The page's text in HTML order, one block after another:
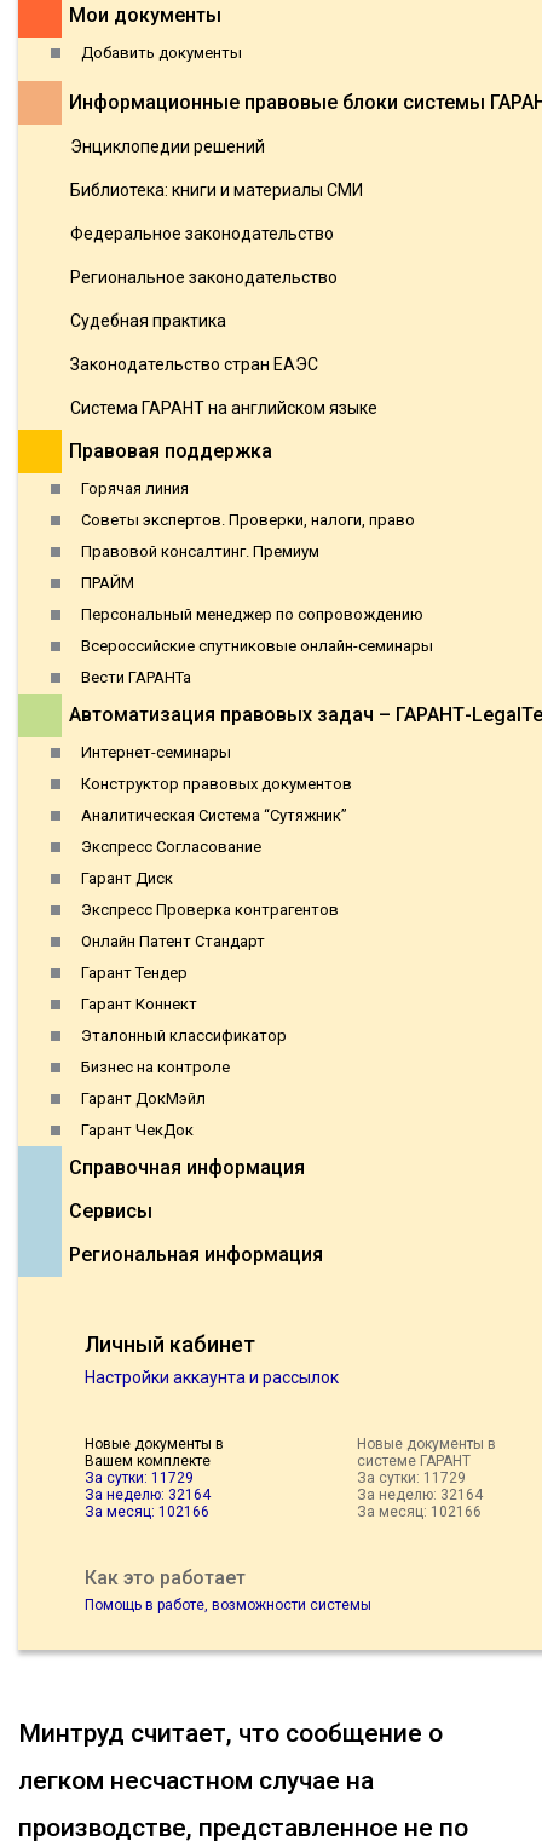
Мои документы
Добавить документы
Информационные правовые блоки системы
Энциклопедии решений
Библиотека: книги и материалы СМИ
Федеральное законодательство
Региональное законодательство
Судебная практика
Законодательство стран ЕАЭС
Система ГАРАНТ на английском языке
Правовая поддержка
Горячая линия
Советы экспертов. Проверки, налоги, право
Правовой консалтинг. Премиум
ПРАЙМ
Персональный менеджер по сопровождению
Всероссийские спутниковые онлайн-семинары
Вести ГАРАНТа
Автоматизация правовых задач – ГАРАНТ-
Интернет-семинары
Конструктор правовых документов
Аналитическая Система “Сутяжник”
Экспресс Согласование
Гарант Диск
Экспресс Проверка контрагентов
Онлайн Патент Стандарт
Гарант Тендер
Гарант Коннект
Эталонный классификатор
Бизнес на контроле
Гарант ДокМэйл
Гарант ЧекДок
Справочная информация
Сервисы
Региональная информация
Личный кабинет
Настройки аккаунта и рассылок
Новые документы в
Вашем комплекте
За сутки: 11729
За неделю: 32164
За месяц: 102166
Новые документы в
системе ГАРАНТ
За сутки: 11729
За неделю: 32164
За месяц: 102166
Как это работает
Помощь в работе, возможности системы
Минтруд считает, что сообщение о
легком несчастном случае на
производстве, представленное не по